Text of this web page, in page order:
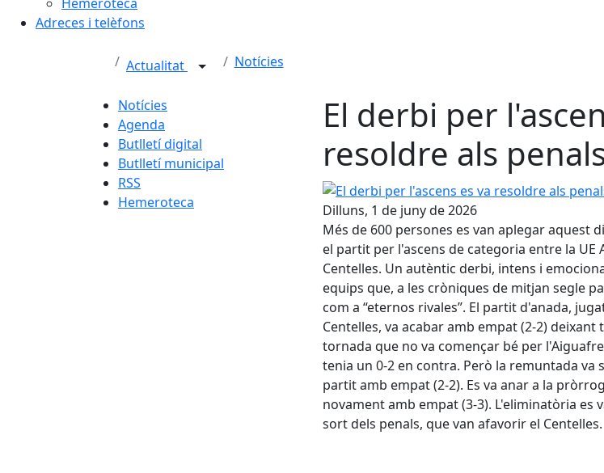
Adreces i telèfons
Actualitat Notícies
Notícies
Agenda
Butlletí digital
Butlletí municipal
RSS
Hemeroteca
El derbi per
resoldre als
El derbi per l'ascens es va resoldre als penals
Dilluns, 1 de juny de 2026
Més de 600 persones es van aplegar aquest
el partit per l'ascens de categoria entre la UE
Centelles. Un autèntic derbi, intens i
equips que, a les cròniques de mitjan segle
com a “eternos rivales”. El partit d'anada,
Centelles, va acabar amb empat (2-2)
tornada que no va començar bé per
tenia un 0-2 en contra. Però la remuntada va
partit amb empat (2-2). Es va anar a la
novament amb empat (3-3). L'eliminatòria es
sort dels penals, que van afavorir el Centelles.